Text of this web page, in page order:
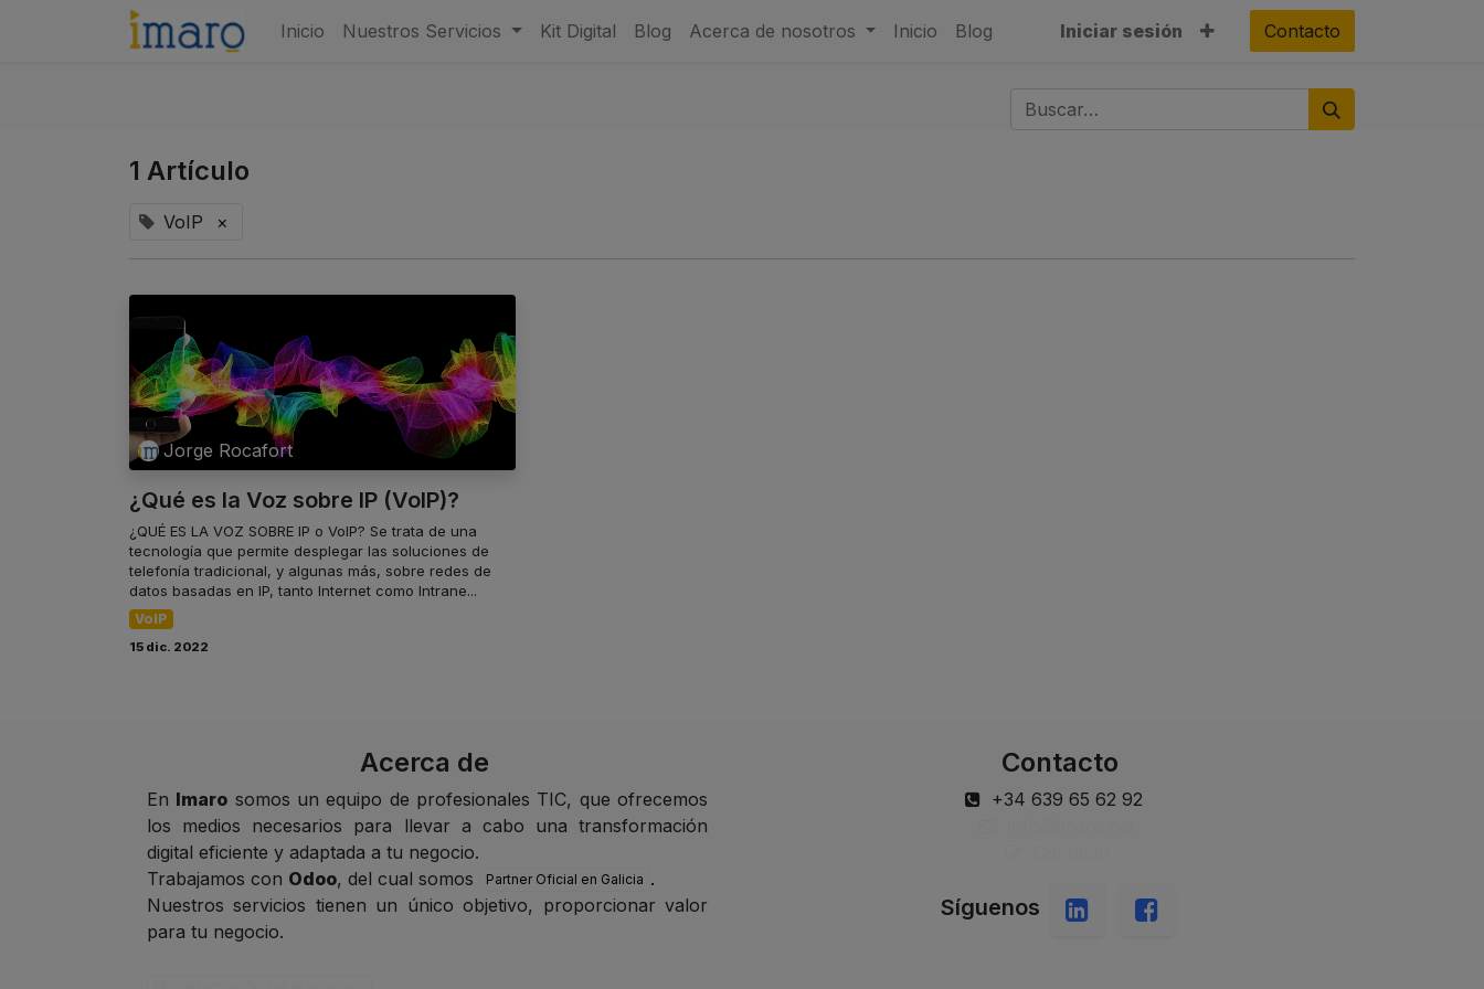
Inicio Nuestros Servicios Kit Digital Blog Acerca de nosotros Inicio Blog Iniciar sesión Contacto
1 Artículo
VoIP ×
Jorge Rocafort
¿Qué es la Voz sobre IP (VoIP)?
¿QUÉ ES LA VOZ SOBRE IP o VoIP? Se trata de una
tecnología que permite desplegar las soluciones de
telefonía tradicional, y algunas más, sobre redes de
datos basadas en IP, tanto Internet como Intrane...
VoIP
15 dic. 2022
Acerca de
En Imaro somos un equipo de profesionales TIC, que ofrecemos
los medios necesarios para llevar a cabo una transformación
digital eficiente y adaptada a tu negocio.
Trabajamos con Odoo, del cual somos Partner Oficial en Galicia .
Nuestros servicios tienen un único objetivo, proporcionar valor
para tu negocio.
Contacto
+34 639 65 62 92
Síguenos